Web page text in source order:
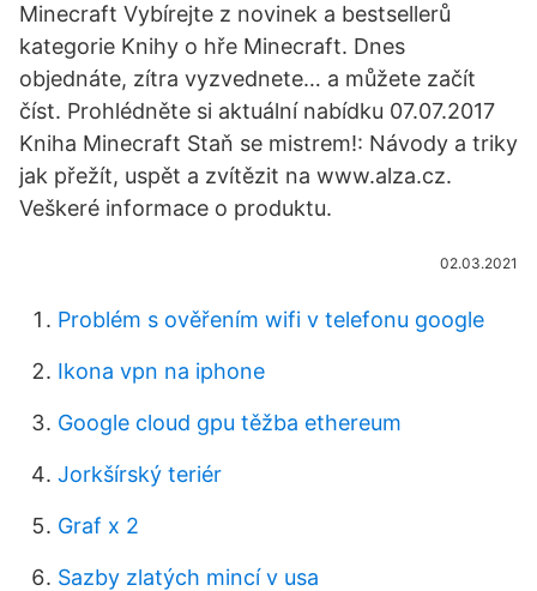
Minecraft Vybírejte z novinek a bestsellerů
kategorie Knihy o hře Minecraft. Dnes
objednáte, zítra vyzvednete… a můžete začít
číst. Prohlédněte si aktuální nabídku 07.07.2017
Kniha Minecraft Staň se mistrem!: Návody a triky
jak přežít, uspět a zvítězit na www.alza.cz.
Veškeré informace o produktu.
02.03.2021
Problém s ověřením wifi v telefonu google
Ikona vpn na iphone
Google cloud gpu těžba ethereum
Jorkšírský teriér
Graf x 2
Sazby zlatých mincí v usa